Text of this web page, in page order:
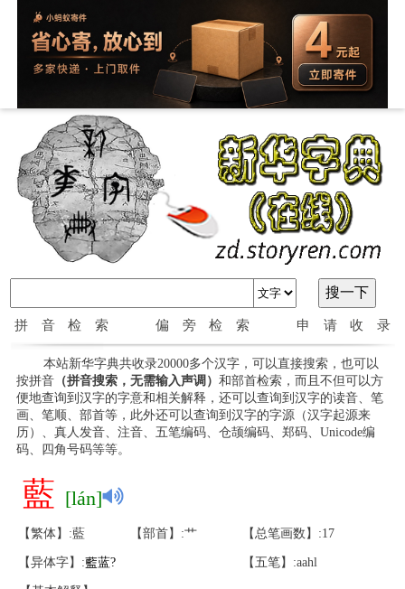
拼音检索 偏旁检索 申请收录
本站新华字典共收录20000多个汉字，可以直接搜索，也可以
按拼音（拼音搜索，无需输入声调） 和部首检索，而且不但可以方
便地查询到汉字的字意和相关解释，还可以查询到汉字的读音、笔
画、笔顺、部首等，此外还可以查询到汉字的字源（汉字起源来
历）、真人发音、注音、五笔编码、仓颉编码、郑码、Unicode编
码、四角号码等等。
藍 [lán]
【繁体】:藍 【部首】:艹 【总笔画数】:17
【异体字】:藍蓝? 【五笔】:aahl